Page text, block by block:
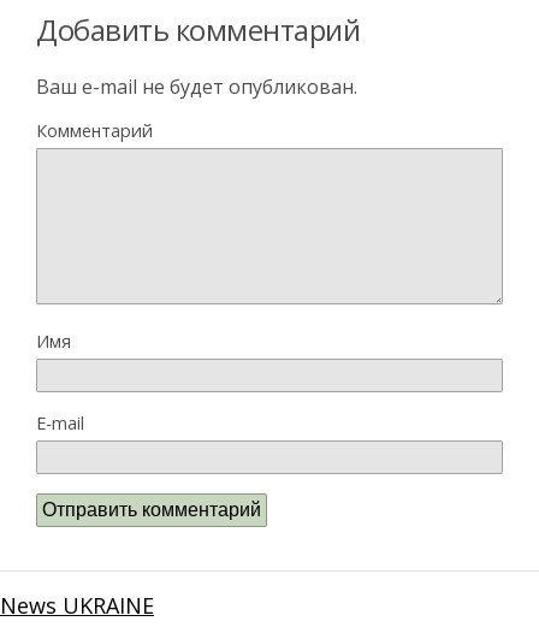
Добавить комментарий
Ваш e-mail не будет опубликован.
Комментарий
Имя
E-mail
News UKRAINE